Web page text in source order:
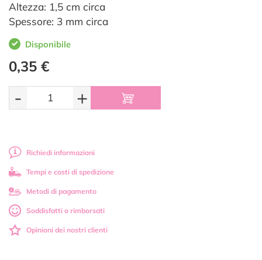
Altezza: 1,5 cm circa
Spessore: 3 mm circa
Disponibile
0,35 €
- +
Richiedi informazioni
Tempi e costi di spedizione
Metodi di pagamento
Soddisfatti o rimborsati
Opinioni dei nostri clienti